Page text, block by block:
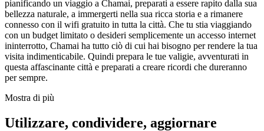
pianificando un viaggio a Chamai, preparati a essere rapito dalla sua
bellezza naturale, a immergerti nella sua ricca storia e a rimanere
connesso con il wifi gratuito in tutta la città. Che tu stia viaggiando
con un budget limitato o desideri semplicemente un accesso internet
ininterrotto, Chamai ha tutto ciò di cui hai bisogno per rendere la tua
visita indimenticabile. Quindi prepara le tue valigie, avventurati in
questa affascinante città e preparati a creare ricordi che dureranno
per sempre.
Mostra di più
Utilizzare, condividere, aggiornare